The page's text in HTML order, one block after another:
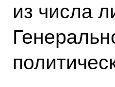
из числа